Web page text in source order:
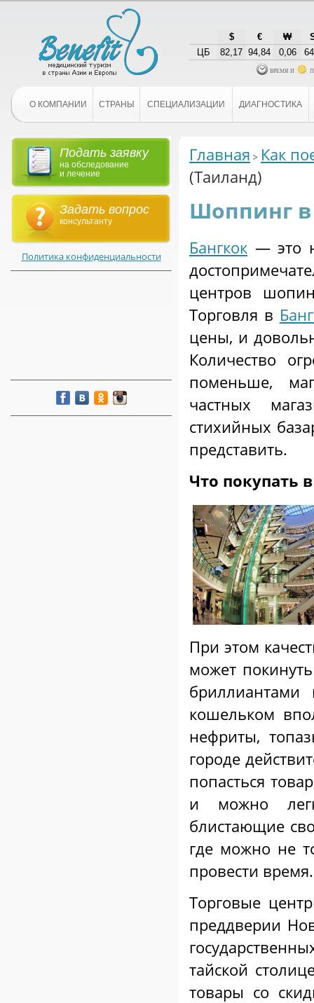
$ € ₩
ЦБ
82,17 94,84 0,06
время и
О КОМПАНИИ СТРАНЫ СПЕЦИАЛИЗАЦИИ ДИАГНОСТИКА
Подать заявку
на обследование
и лечение
Задать вопрос
консультанту
Политика конфиденциальности
Главная
Как
(Таиланд)
Шоппинг в
Бангкок — это
центров
Торговля в
цены, и
Количество
поменьше,
частных
стихийных
представить.
Что покупать
При этом
может
кошельком
нефриты,
городе
попасться
и можно
блистающие
где можно не
провести время.
Торговые
преддверии
тайской
товары со